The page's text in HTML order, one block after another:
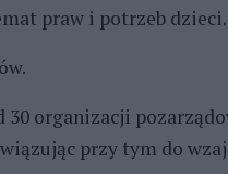
praw i potrzeb dzieci.
organizacji
przy tym do